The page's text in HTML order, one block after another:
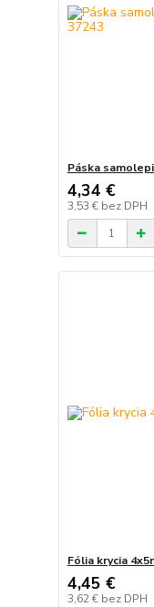
Páska
4,34 €
3,53 € bez DPH
Fólia krycia
4,45 €
3,62 € bez DPH